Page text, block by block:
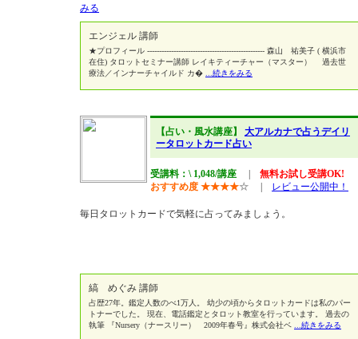
みる
エンジェル 講師
★プロフィール ------------------------------------------------- 森山 祐美子 ( 横浜市
在住) タロットセミナー講師 レイキティーチャー（マスター） 過去世
療法／インナーチャイルド カ�
...続きをみる
【占い・風水講座】 大アルカナで占うデイリ
ータロットカード占い
受講料：\ 1,048/講座
無料お試し受講OK!
おすすめ度 ★★★★☆ レビュー公開中！
毎日タロットカードで気軽に占ってみましょう。
縞 めぐみ 講師
占歴27年。鑑定人数のべ1万人。 幼少の頃からタロットカードは私のパー
トナーでした。 現在、電話鑑定とタロット教室を行っています。 過去の
執筆 『Nursery（ナースリー） 2009年春号』株式会社ベ
...続きをみる